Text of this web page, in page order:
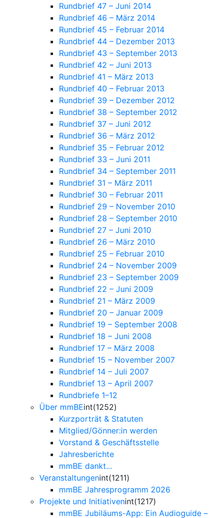
Rundbrief 47 – Juni 2014
Rundbrief 46 – März 2014
Rundbrief 45 – Februar 2014
Rundbrief 44 – Dezember 2013
Rundbrief 43 – September 2013
Rundbrief 42 – Juni 2013
Rundbrief 41 – März 2013
Rundbrief 40 – Februar 2013
Rundbrief 39 – Dezember 2012
Rundbrief 38 – September 2012
Rundbrief 37 – Juni 2012
Rundbrief 36 – März 2012
Rundbrief 35 – Februar 2012
Rundbrief 33 – Juni 2011
Rundbrief 34 – September 2011
Rundbrief 31 – März 2011
Rundbrief 30 – Februar 2011
Rundbrief 29 – November 2010
Rundbrief 28 – September 2010
Rundbrief 27 – Juni 2010
Rundbrief 26 – März 2010
Rundbrief 25 – Februar 2010
Rundbrief 24 – November 2009
Rundbrief 23 – September 2009
Rundbrief 22 – Juni 2009
Rundbrief 21 – März 2009
Rundbrief 20 – Januar 2009
Rundbrief 19 – September 2008
Rundbrief 18 – Juni 2008
Rundbrief 17 – März 2008
Rundbrief 15 – November 2007
Rundbrief 14 – Juli 2007
Rundbrief 13 – April 2007
Rundbriefe 1–12
Über mmBEint(1252)
Kurzporträt & Statuten
Mitglied/Gönner:in werden
Vorstand & Geschäftsstelle
Jahresberichte
mmBE dankt...
Veranstaltungenint(1211)
mmBE Jahresprogramm 2026
Projekte und Initiativenint(1217)
mmBE Jubiläums-App: Ein Audioguide –